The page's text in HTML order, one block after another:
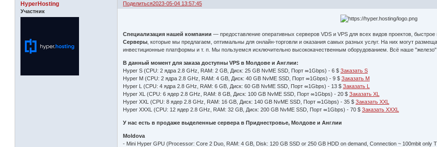
Поделиться2023-05-04 13:57:45
HyperHosting
Участник
Специализация нашей компании — предоставление оперативных серверов VDS и VPS для всех видов проектов,
Серверы , которые мы предлагаем, оптимальны для онлайн-торговли и оказания самых разных услуг. На них могут
инвестиционные платформы и т. п. Мы пользуемся исключительно высококачественным оборудованием. Всё наше
В данный момент для заказа доступны VPS в Молдове и Англии:
Hyper S (CPU: 2 ядра 2.8 GHz, RAM: 2 GB, Диск: 25 GB NvME SSD, Порт ∞1Gbps) - 6 $Заказать S
Hyper M (CPU: 2 ядра 2.8 GHz, RAM: 4 GB, Диск: 40 GB NvME SSD, Порт ∞1Gbps) - 9 $Заказать M
Hyper L (CPU: 4 ядра 2.8 GHz, RAM: 6 GB, Диск: 60 GB NvME SSD, Порт ∞1Gbps) - 13 $Заказать L
Hyper XL (CPU: 6 ядер 2.8 GHz, RAM: 8 GB, Диск: 100 GB NvME SSD, Порт ∞1Gbps) - 20 $Заказать XL
Hyper XXL (CPU: 8 ядер 2.8 GHz, RAM: 16 GB, Диск: 140 GB NvME SSD, Порт ∞1Gbps) - 35 $Заказать XXL
Hyper XXXL (CPU: 12 ядер 2.8 GHz, RAM: 32 GB, Диск: 200 GB NvME SSD, Порт ∞1Gbps) - 70 $Заказать XXXL
У нас есть в продаже выделенные сервера в Приднестровье, Молдове и Англии
Moldova
- Mini Hyper GPU (Processor: Core 2 Duo, RAM: 4 GB, Disk: 120 GB SSD or 250 GB HDD on demand, Connection ~ 100mbit only